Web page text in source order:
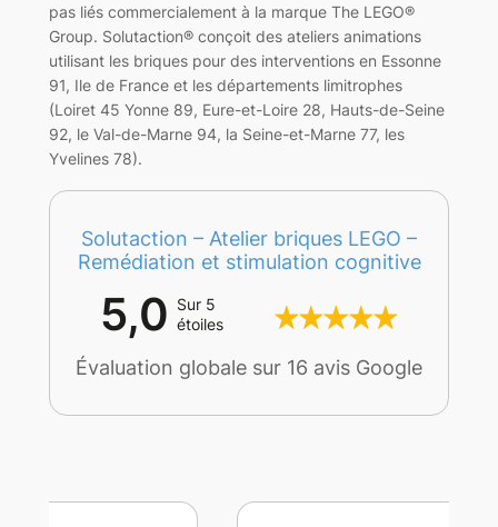
pas liés commercialement à la marque The LEGO®
Group. Solutaction® conçoit des ateliers animations
utilisant les briques pour des interventions en Essonne
91, Ile de France et les départements limitrophes
(Loiret 45 Yonne 89, Eure-et-Loire 28, Hauts-de-Seine
92, le Val-de-Marne 94, la Seine-et-Marne 77, les
Yvelines 78).
Solutaction – Atelier briques LEGO –
Remédiation et stimulation cognitive
5,0 Sur 5
étoiles
Évaluation globale sur 16 avis Google